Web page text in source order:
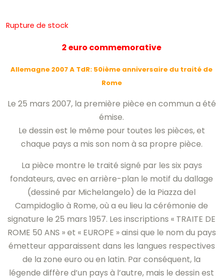
Rupture de stock
2 euro commemorative
Allemagne 2007 A TdR: 50ième anniversaire du traité de
Rome
Le 25 mars 2007, la première pièce en commun a été
émise.
Le dessin est le même pour toutes les pièces, et
chaque pays a mis son nom à sa propre pièce.
La pièce montre le traité signé par les six pays
fondateurs, avec en arrière-plan le motif du dallage
(dessiné par Michelangelo) de la Piazza del
Campidoglio à Rome, où a eu lieu la cérémonie de
signature le 25 mars 1957. Les inscriptions « TRAITE DE
ROME 50 ANS » et « EUROPE » ainsi que le nom du pays
émetteur apparaissent dans les langues respectives
de la zone euro ou en latin. Par conséquent, la
légende diffère d’un pays à l’autre, mais le dessin est